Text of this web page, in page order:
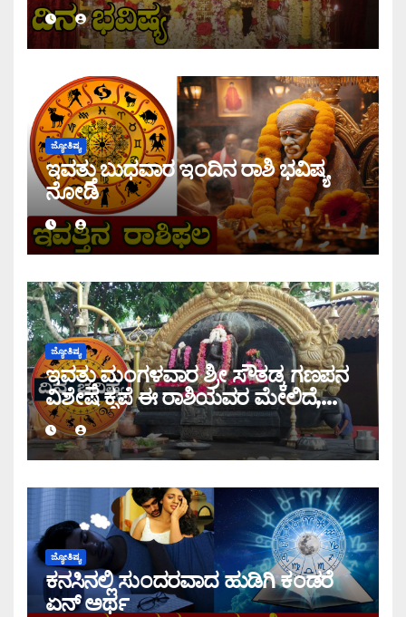
ಜ್ಯೋತಿಷ್ಯ
ಇವತ್ತು ಬುಧವಾರ ಇಂದಿನ ರಾಶಿ ಭವಿಷ್ಯ
ನೋಡಿ
ಜ್ಯೋತಿಷ್ಯ
ಇವತ್ತು ಮಂಗಳವಾರ ಶ್ರೀ ಸೌತಡ್ಕ ಗಣಪನ
ವಿಶೇಷ ಕೃಪೆ ಈ ರಾಶಿಯವರ ಮೇಲಿದೆ,
ಇಂದಿನ ರಾಶಿ ಭವಿಷ್ಯ ತಿಳಿಯಿರಿ
ಜ್ಯೋತಿಷ್ಯ
ಕನಸಿನಲ್ಲಿ ಸುಂದರವಾದ ಹುಡಿಗಿ ಕಂಡರೆ
ಏನ್ ಅರ್ಥ